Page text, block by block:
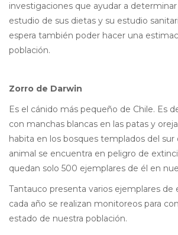
investigaciones que ayudar a
estudio de sus dietas y su estudio
espera también poder hacer una
población.
Zorro de Darwin
Es el cánido más pequeño de Chile. Es
con manchas blancas en las patas y
habita en los bosques templados del sur
animal se encuentra en peligro de
quedan solo 500 ejemplares de él en
Tantauco presenta varios ejemplares de
cada año se realizan monitoreos para
estado de nuestra población.